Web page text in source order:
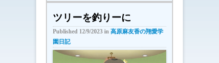
ツリーを釣りーに
Published 12/9/2023 in 高原麻友香の翔愛学
園日記